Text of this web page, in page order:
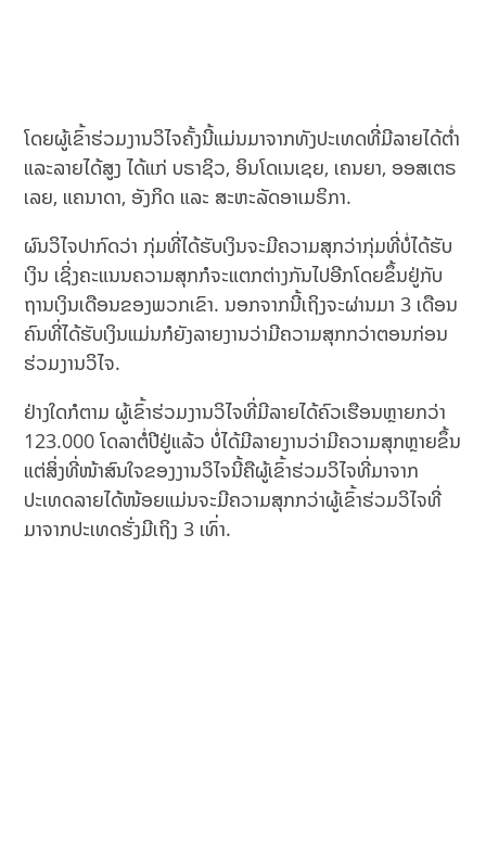
ໂດຍຜູ້ເຂົ້າຮ່ວມງານວິໄຈຄັ້ງນີ້ແມ່ນມາຈາກທັງປະເທດທີ່ມີລາຍໄດ້ຕໍ່າ
ແລະລາຍໄດ້ສູງ ໄດ້ແກ່ ບຣາຊິວ, ອິນໂດເນເຊຍ, ເຄນຍາ, ອອສເຕຣ
ເລຍ, ແຄນາດາ, ອັງກິດ ແລະ ສະຫະລັດອາເມຣິກາ.
ຜົນວິໄຈປາກົດວ່າ ກຸ່ມທີ່ໄດ້ຮັບເງິນຈະມີຄວາມສຸກວ່າກຸ່ມທີ່ບໍ່ໄດ້ຮັບ
ເງິນ ເຊິ່ງຄະແນນຄວາມສຸກກໍຈະແຕກຕ່າງກັນໄປອີກໂດຍຂຶ້ນຢູ່ກັບ
ຖານເງິນເດືອນຂອງພວກເຂົາ. ນອກຈາກນີ້ເຖິງຈະຜ່ານມາ 3 ເດືອນ
ຄົນທີ່ໄດ້ຮັບເງິນແມ່ນກໍຍັງລາຍງານວ່າມີຄວາມສຸກກວ່າຕອນກ່ອນ
ຮ່ວມງານວິໄຈ.
ຢ່າງໃດກໍຕາມ ຜູ້ເຂົ້າຮ່ວມງານວິໄຈທີ່ມີລາຍໄດ້ຄົວເຮືອນຫຼາຍກວ່າ
123.000 ໂດລາຕໍ່ປີຢູ່ແລ້ວ ບໍ່ໄດ້ມີລາຍງານວ່າມີຄວາມສຸກຫຼາຍຂຶ້ນ
ແຕ່ສິ່ງທີ່ໜ້າສົນໃຈຂອງງານວິໄຈນີ້ຄືຜູ້ເຂົ້າຮ່ວມວິໄຈທີ່ມາຈາກ
ປະເທດລາຍໄດ້ໜ້ອຍແມ່ນຈະມີຄວາມສຸກກວ່າຜູ້ເຂົ້າຮ່ວມວິໄຈທີ່
ມາຈາກປະເທດຮັ່ງມີເຖິງ 3 ເທົ່າ.